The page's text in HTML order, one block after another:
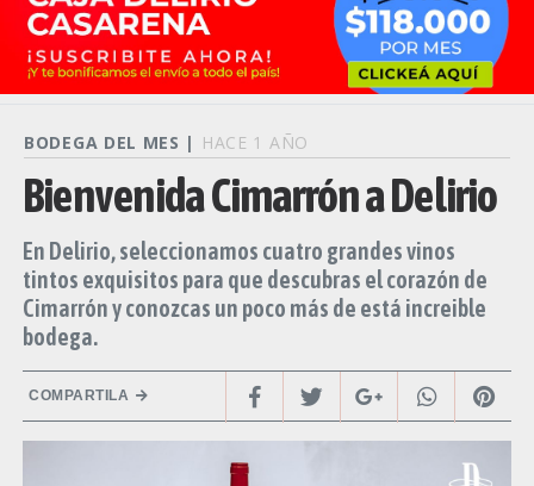
BODEGA DEL MES | HACE 1 AÑO
Bienvenida Cimarrón a Delirio
En Delirio, seleccionamos cuatro grandes vinos
tintos exquisitos para que descubras el corazón de
Cimarrón y conozcas un poco más de está increible
bodega.
COMPARTILA